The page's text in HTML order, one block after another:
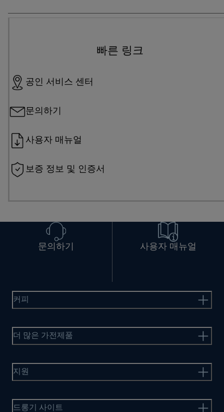
빠른 링크
공인 서비스 센터
문의하기
사용자 매뉴얼
보증 정보 및 인증서
문의하기 사용자 매뉴얼
커피
더 많은 가전제품
지원
드롱기 사이트